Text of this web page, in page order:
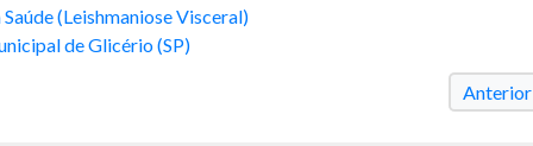
(Leishmaniose Visceral)
de Glicério (SP)
Anterior